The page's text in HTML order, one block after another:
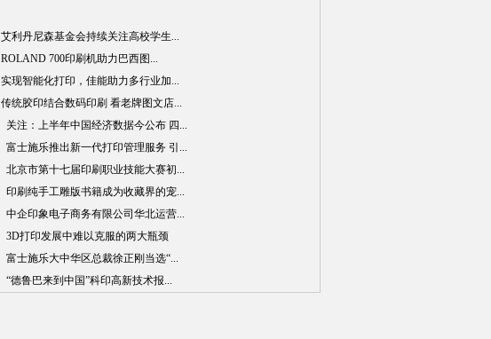
艾利丹尼森基金会持续关注高校学生...
ROLAND 700印刷机助力巴西图...
实现智能化打印，佳能助力多行业加...
传统胶印结合数码印刷 看老牌图文店...
关注：上半年中国经济数据今公布 四...
富士施乐推出新一代打印管理服务 引...
北京市第十七届印刷职业技能大赛初...
印刷纯手工雕版书籍成为收藏界的宠...
中企印象电子商务有限公司华北运营...
3D打印发展中难以克服的两大瓶颈
富士施乐大中华区总裁徐正刚当选“...
“德鲁巴来到中国”科印高新技术报...